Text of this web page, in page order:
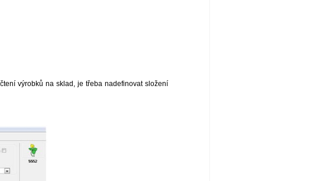
výrobků na sklad, je třeba nadefinovat složení